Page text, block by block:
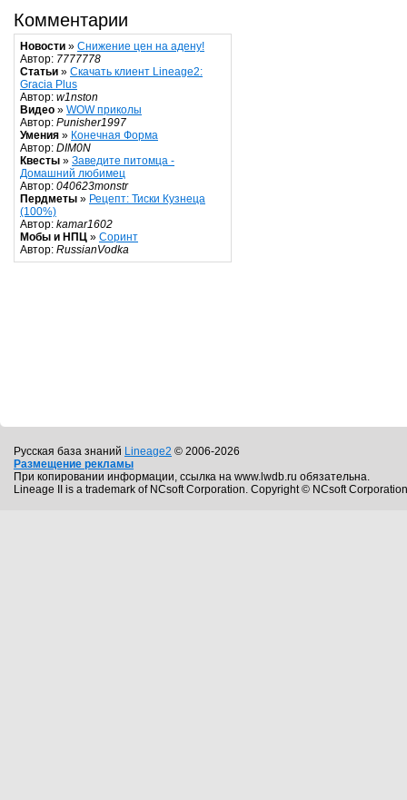
Комментарии
Новости » Снижение цен на адену!
Автор: 7777778
Статьи » Скачать клиент Lineage2:
Gracia Plus
Автор: w1nston
Видео » WOW приколы
Автор: Punisher1997
Умения » Конечная Форма
Автор: DIM0N
Квесты » Заведите питомца -
Домашний любимец
Автор: 040623monstr
Пердметы » Рецепт: Тиски Кузнеца
(100%)
Автор: kamar1602
Мобы и НПЦ » Соринт
Автор: RussianVodka
Русская база знаний Lineage2 © 2006-2026
Размещение рекламы
При копировании информации, ссылка на www.lwdb.ru обязательна.
Lineage II is a trademark of NCsoft Corporation. Copyright © NCsoft